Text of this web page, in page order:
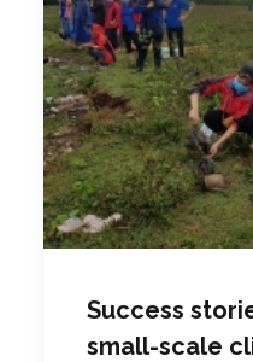
Success
small-scale